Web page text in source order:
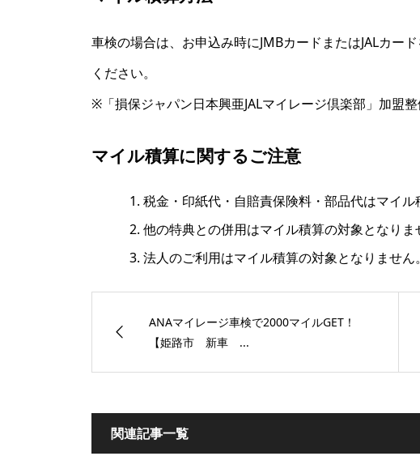
車検の場合は、お申込み時にJMBカードまたはJALカー
ください。
※「損保ジャパン日本興亜JALマイレージ倶楽部」加盟整
マイル積算に関するご注意
税金・印紙代・自賠責保険料・部品代はマイル
他の特典との併用はマイル積算の対象となりま
法人のご利用はマイル積算の対象となりません。
ANAマイレージ車検で2000マイルGET！
【姫路市 新車 ...
関連記事一覧